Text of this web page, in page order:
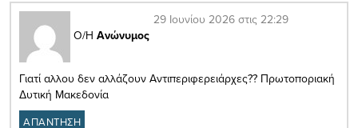
Ο/Η Ανώνυμος
29 Ιουνίου 2026 στις 22:29
Γιατί αλλου δεν αλλάζουν Αντιπεριφερειάρχες?? Πρωτοποριακή
Δυτική Μακεδονία
ΑΠΑΝΤΗΣΗ